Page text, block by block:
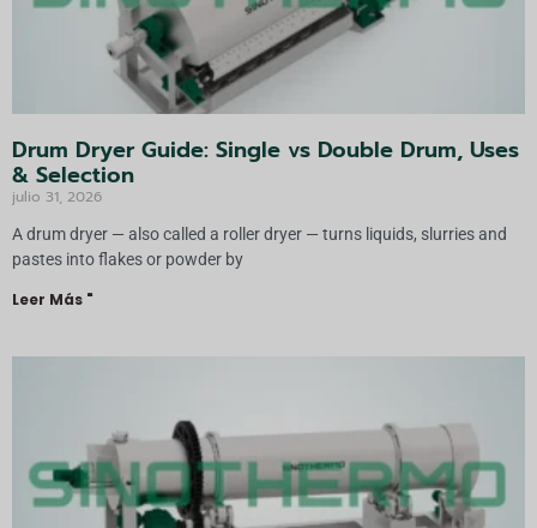
Drum Dryer Guide: Single vs Double Drum, Uses
& Selection
julio 31, 2026
A drum dryer — also called a roller dryer — turns liquids, slurries and
pastes into flakes or powder by
Leer Más "